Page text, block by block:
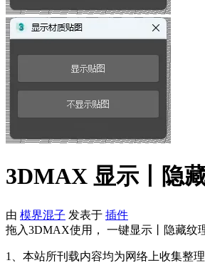
3DMAX 显示丨隐
由 模界混子 发表于 插件
拖入3DMAX使用， 一键显示丨隐藏纹
1、本站所刊载内容均为网络上收集整